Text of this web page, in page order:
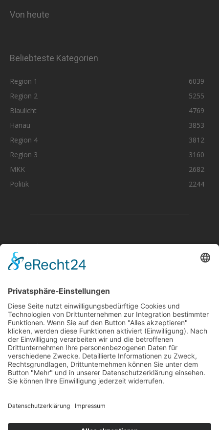
Von heute
Beliebteste Kategorien
Region 1
6039
Region 2
5255
Blaulicht
4769
Hanau
3853
Region 4
3812
Region 3
3160
MKK
2682
Politik
2244
Aktuelle Nachrichten aus dem MKK-Kreis.
Kontaktiere uns:team@mkk-echo.de
JetztBericht einreichen
Folge uns auf SocialMedia